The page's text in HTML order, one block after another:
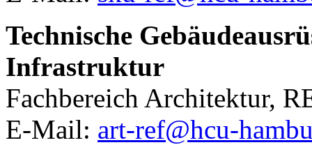
Technische
Infrastruktur
Fachbereich Architektur,
E-Mail: art-ref@hcu-